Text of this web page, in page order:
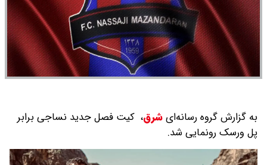
به گزارش گروه رسانه‌ایشرق، کیت فصل جدید نساجی برابر
پل ورسک رونمایی شد.